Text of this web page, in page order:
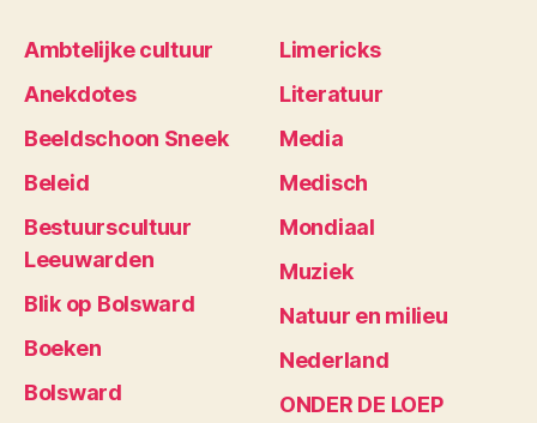
Ambtelijke cultuur
Anekdotes
Beeldschoon Sneek
Beleid
Bestuurscultuur
Leeuwarden
Blik op Bolsward
Boeken
Bolsward
Limericks
Literatuur
Media
Medisch
Mondiaal
Muziek
Natuur en milieu
Nederland
ONDER DE LOEP